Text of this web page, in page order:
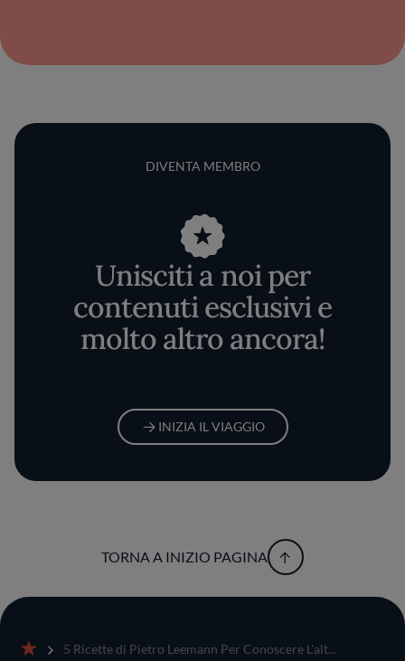
DIVENTA MEMBRO
Unisciti a noi per
contenuti esclusivi e
molto altro ancora!
INIZIA IL VIAGGIO
TORNA A INIZIO PAGINA
5 Ricette di Pietro Leemann Per Conoscere L'alt...